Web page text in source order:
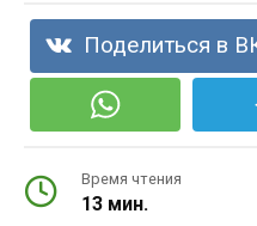
Поделиться в
Время чтения
13 мин.